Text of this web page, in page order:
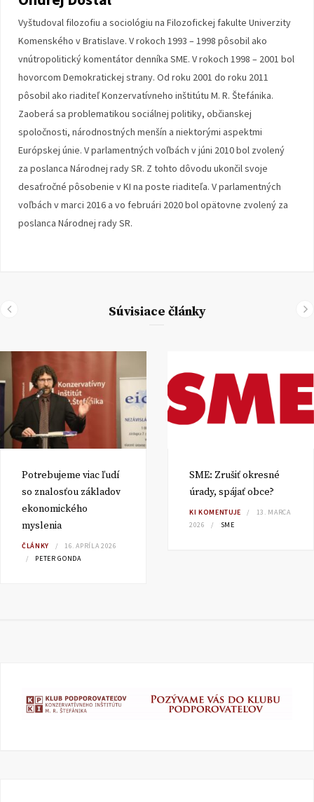
Vyštudoval filozofiu a sociológiu na Filozofickej fakulte Univerzity
Komenského v Bratislave. V rokoch 1993 – 1998 pôsobil ako
vnútropolitický komentátor denníka SME. V rokoch 1998 – 2001 bol
hovorcom Demokratickej strany. Od roku 2001 do roku 2011
pôsobil ako riaditeľ Konzervatívneho inštitútu M. R. Štefánika.
Zaoberá sa problematikou sociálnej politiky, občianskej
spoločnosti, národnostných menšín a niektorými aspektmi
Európskej únie. V parlamentných voľbách v júni 2010 bol zvolený
za poslanca Národnej rady SR. Z tohto dôvodu ukončil svoje
desaťročné pôsobenie v KI na poste riaditeľa. V parlamentných
voľbách v marci 2016 a vo februári 2020 bol opätovne zvolený za
poslanca Národnej rady SR.
Súvisiace články
Potrebujeme viac ľudí
so znalosťou základov
ekonomického
myslenia
ČLÁNKY
16. APRÍLA 2026
PETER GONDA
SME: Zrušiť okresné
úrady, spájať obce?
KI KOMENTUJE
13. MARCA
2026
SME